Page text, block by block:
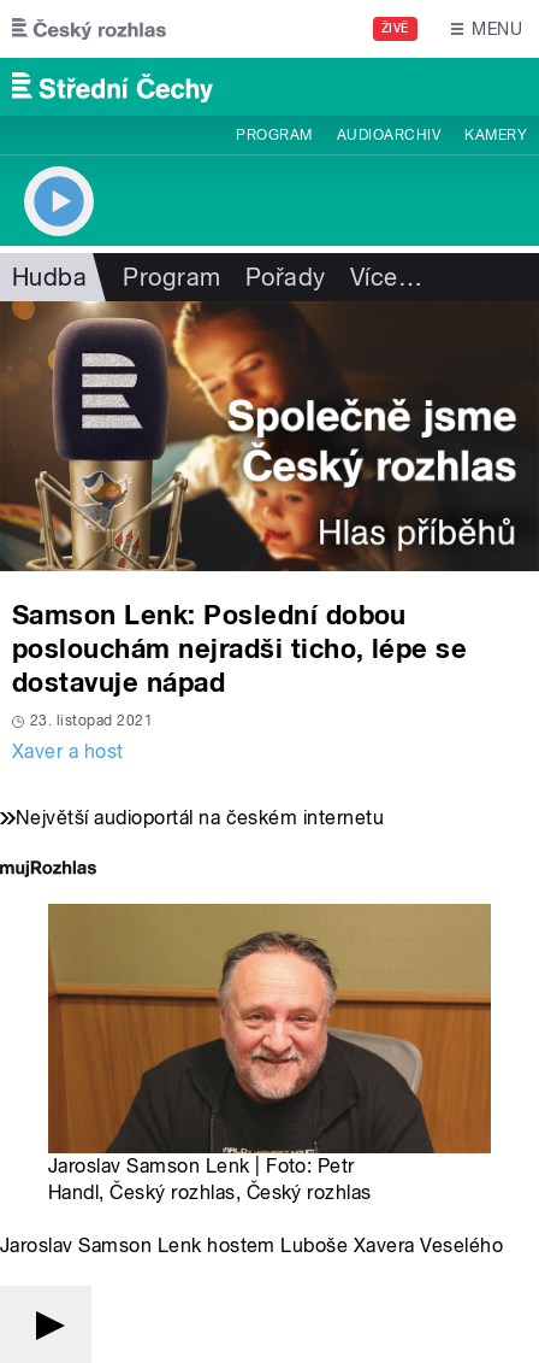
Přejít k hlavnímu obsahu
ŽIVĚ MENU
PROGRAM AUDIOARCHIV KAMERY
Hudba Program Pořady Více…
Samson Lenk: Poslední dobou
poslouchám nejradši ticho, lépe se
dostavuje nápad
23. listopad 2021
Xaver a host
Největší audioportál na českém internetu
Jaroslav Samson Lenk | Foto: Petr
Handl, Český rozhlas, Český rozhlas
Jaroslav Samson Lenk hostem Luboše Xavera Veselého